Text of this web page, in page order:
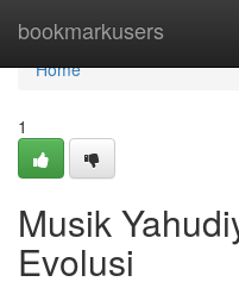
bookmarkusers
Home
Home
1
Musik
Evolusi